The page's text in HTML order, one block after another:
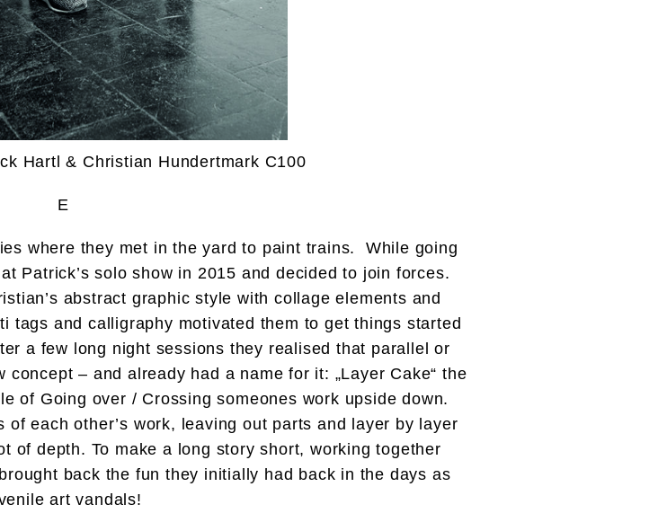
Hartl & Christian Hundertmark C100
E
where they met in the yard to paint trains. While going
Patrick’s solo show in 2015 and decided to join forces.
abstract graphic style with collage elements and
tags and calligraphy motivated them to get things started
a few long night sessions they realised that parallel or
– and already had a name for it: „Layer Cake“ the
of Going over / Crossing someones work upside down.
each other’s work, leaving out parts and layer by layer
of depth. To make a long story short, working together
back the fun they initially had back in the days as
art vandals!